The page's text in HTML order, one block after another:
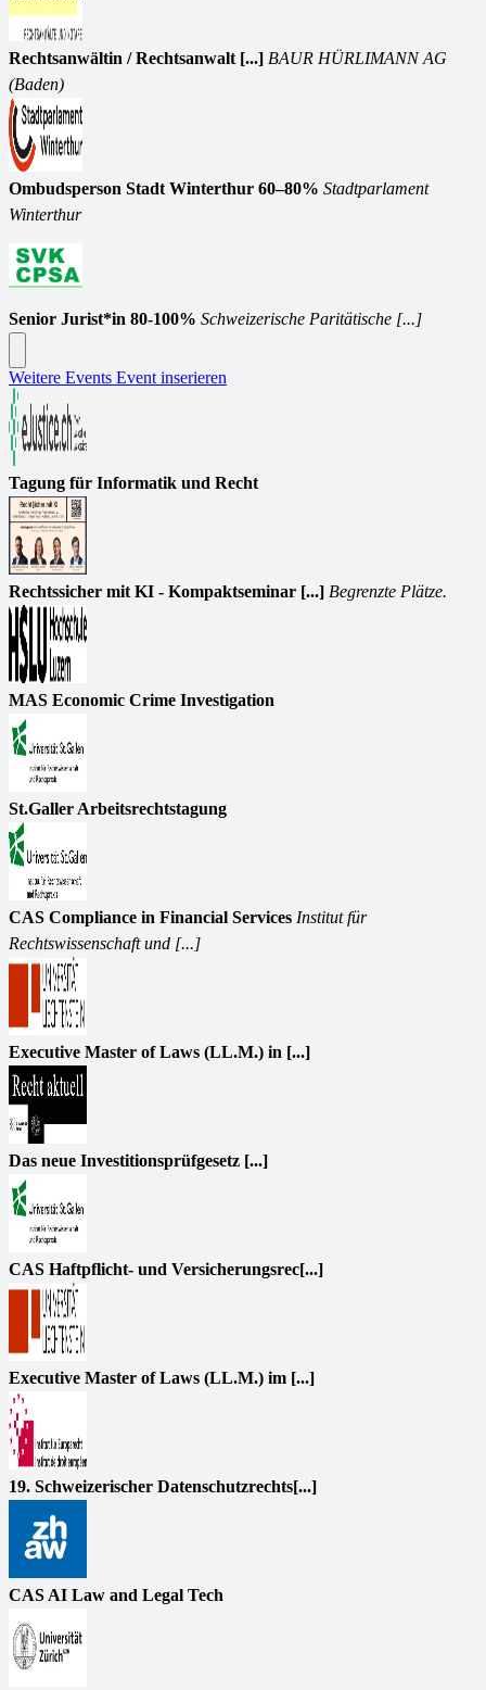
Rechtsanwältin / Rechtsanwalt [...] BAUR HÜRLIMANN AG
(Baden)
Ombudsperson Stadt Winterthur 60–80% Stadtparlament
Winterthur
Senior Jurist*in 80-100% Schweizerische Paritätische [...]
Weitere Events Event inserieren
Tagung für Informatik und Recht
Rechtssicher mit KI - Kompaktseminar [...] Begrenzte Plätze.
MAS Economic Crime Investigation
St.Galler Arbeitsrechtstagung
CAS Compliance in Financial Services Institut für
Rechtswissenschaft und [...]
Executive Master of Laws (LL.M.) in [...]
Das neue Investitionsprüfgesetz [...]
CAS Haftpflicht- und Versicherungsrec[...]
Executive Master of Laws (LL.M.) im [...]
19. Schweizerischer Datenschutzrechts[...]
CAS AI Law and Legal Tech